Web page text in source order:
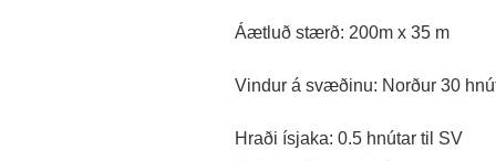
Áætluð stærð: 200m x 35 m
Vindur á svæðinu: Norður 30
Hraði ísjaka: 0.5 hnútar til SV